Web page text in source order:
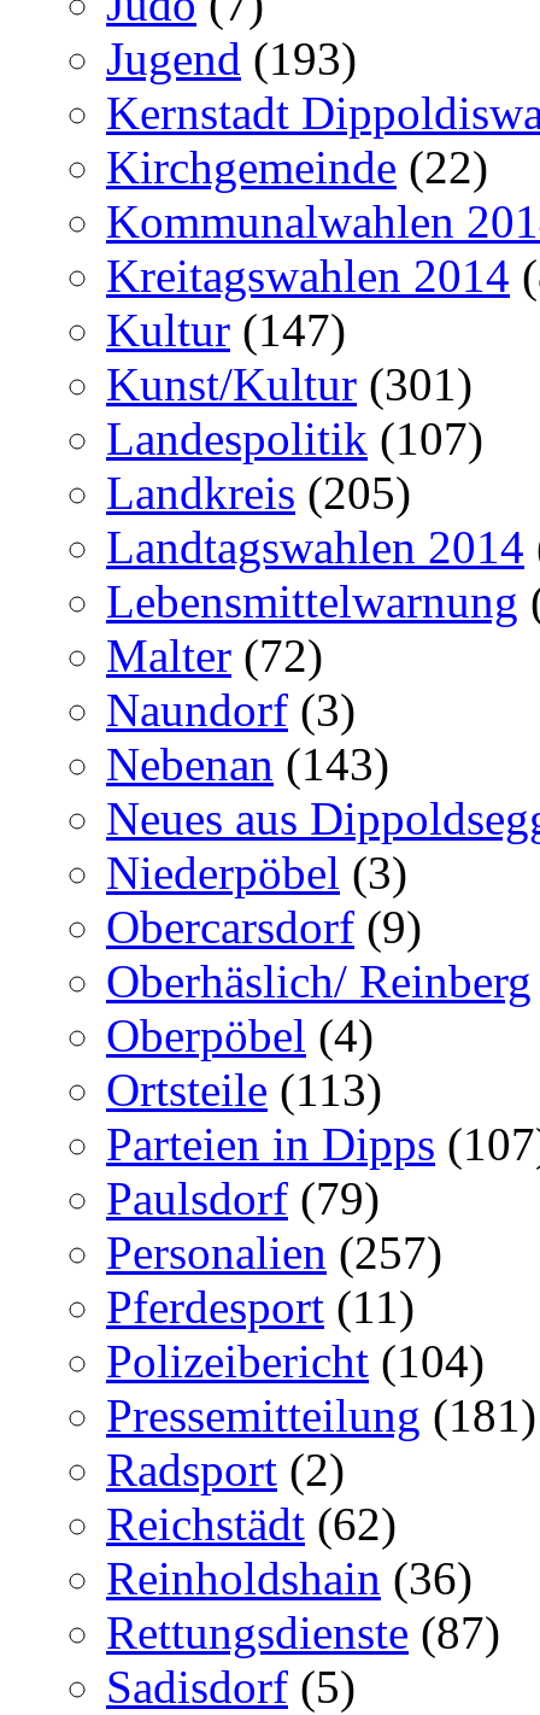
Jugend (193)
Kernstadt
Kirchgemeinde (22)
Kommunalwahlen
Kreitagswahlen 2014
Kultur (147)
Kunst/Kultur (301)
Landespolitik (107)
Landkreis (205)
Landtagswahlen 2014
Lebensmittelwarnung
Malter (72)
Naundorf (3)
Nebenan (143)
Neues aus
Niederpöbel (3)
Obercarsdorf (9)
Oberhäslich/ Reinberg
Oberpöbel (4)
Ortsteile (113)
Parteien in Dipps
Paulsdorf (79)
Personalien (257)
Pferdesport (11)
Polizeibericht (104)
Pressemitteilung (181)
Radsport (2)
Reichstädt (62)
Reinholdshain (36)
Rettungsdienste (87)
Sadisdorf (5)